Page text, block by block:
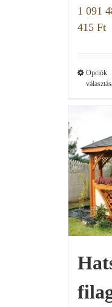
1 091
415 Ft
Opciók